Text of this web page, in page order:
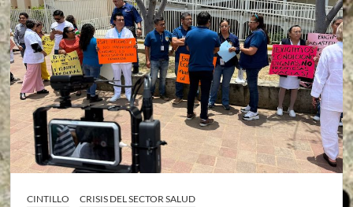
CINTILLO
CRISIS DEL SECTOR SALUD